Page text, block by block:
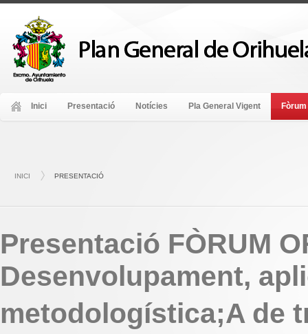
Inici Presentació Notícies Pla General Vigent
INICI PRESENTACIÓ
Presentació FÒRUM
Desenvolupament,
metodologística;A de